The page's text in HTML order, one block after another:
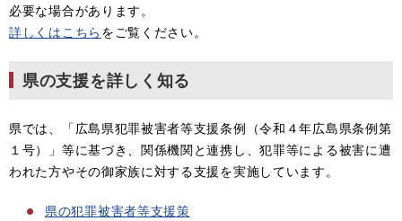
必要な場合があります。
詳しくはこちら をご覧ください。
県の支援を詳しく知る
県では、「広島県犯罪被害者等支援条例（令和４年広島県条例第
１号）」等に基づき、関係機関と連携し、犯罪等による被害に遭
われた方やその御家族に対する支援を実施しています。
県の犯罪被害者等支援策​